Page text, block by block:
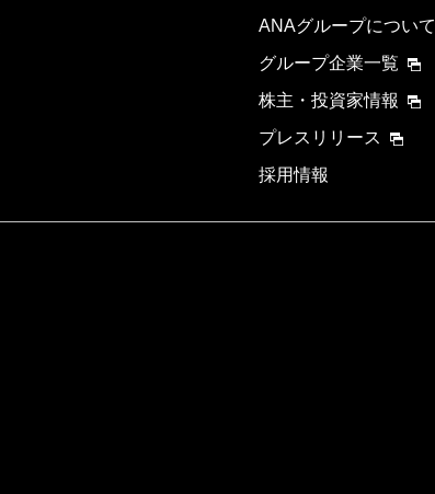
ANAグループについて
グループ企業一覧
株主・投資家情報
プレスリリース
採用情報